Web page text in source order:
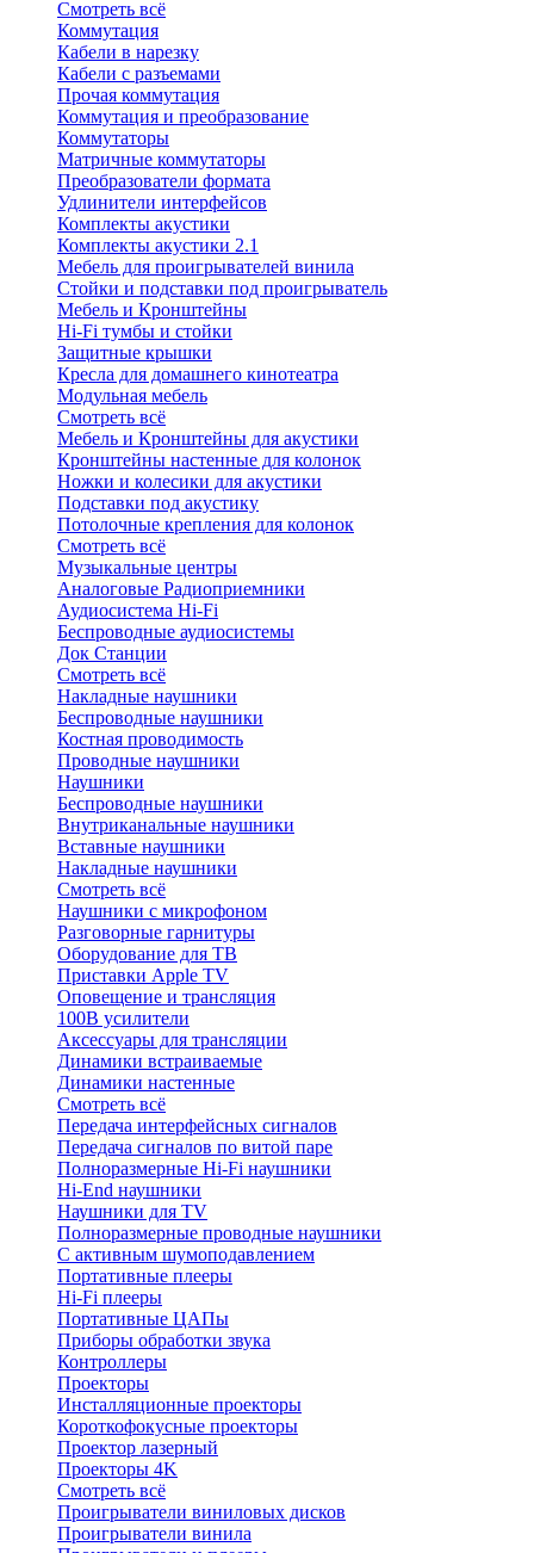
Смотреть всё
Коммутация
Кабели в нарезку
Кабели с разъемами
Прочая коммутация
Коммутация и преобразование
Коммутаторы
Матричные коммутаторы
Преобразователи формата
Удлинители интерфейсов
Комплекты акустики
Комплекты акустики 2.1
Мебель для проигрывателей винила
Стойки и подставки под проигрыватель
Мебель и Кронштейны
Hi-Fi тумбы и стойки
Защитные крышки
Кресла для домашнего кинотеатра
Модульная мебель
Смотреть всё
Мебель и Кронштейны для акустики
Кронштейны настенные для колонок
Ножки и колесики для акустики
Подставки под акустику
Потолочные крепления для колонок
Смотреть всё
Музыкальные центры
Аналоговые Радиоприемники
Аудиосистема Hi-Fi
Беспроводные аудиосистемы
Док Станции
Смотреть всё
Накладные наушники
Беспроводные наушники
Костная проводимость
Проводные наушники
Наушники
Беспроводные наушники
Внутриканальные наушники
Вставные наушники
Накладные наушники
Смотреть всё
Наушники с микрофоном
Разговорные гарнитуры
Оборудование для ТВ
Приставки Apple TV
Оповещение и трансляция
100В усилители
Аксессуары для трансляции
Динамики встраиваемые
Динамики настенные
Смотреть всё
Передача интерфейсных сигналов
Передача сигналов по витой паре
Полноразмерные Hi-Fi наушники
Hi-End наушники
Наушники для TV
Полноразмерные проводные наушники
С активным шумоподавлением
Портативные плееры
Hi-Fi плееры
Портативные ЦАПы
Приборы обработки звука
Контроллеры
Проекторы
Инсталляционные проекторы
Короткофокусные проекторы
Проектор лазерный
Проекторы 4K
Смотреть всё
Проигрыватели виниловых дисков
Проигрыватели винила